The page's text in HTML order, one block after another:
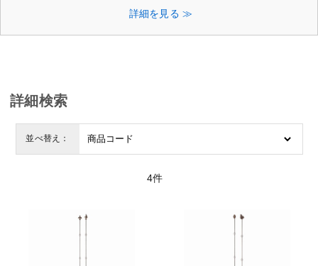
詳細を見る ≫
詳細検索
並べ替え：
4件